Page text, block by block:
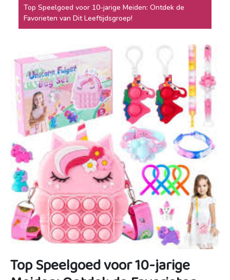
Top Speelgoed voor 10-jarige Meiden: Ontdek de
Favorieten van Dit Leeftijdsgroep!
Top Speelgoed voor 10-jarige